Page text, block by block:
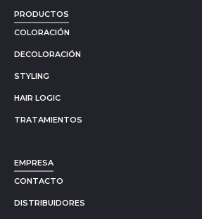
PRODUCTOS
COLORACIÓN
DECOLORACIÓN
STYLING
HAIR LOGIC
TRATAMIENTOS
EMPRESA
CONTACTO
DISTRIBUIDORES